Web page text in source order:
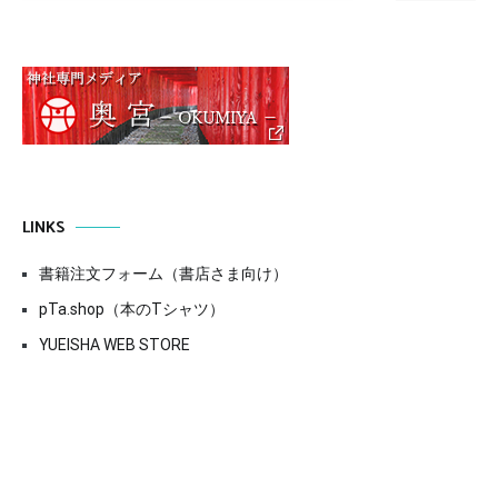
LINKS
書籍注文フォーム（書店さま向け）
pTa.shop（本のTシャツ）
YUEISHA WEB STORE